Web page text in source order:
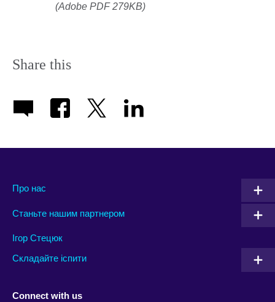
(Adobe PDF 279KB)
Share this
Про нас
Станьте нашим партнером
Ігор Стецюк
Складайте іспити
Connect with us